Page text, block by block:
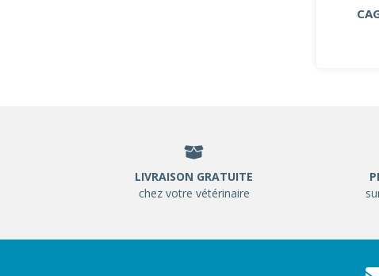
LIVRAISON GRATUITE
chez votre vétérinaire